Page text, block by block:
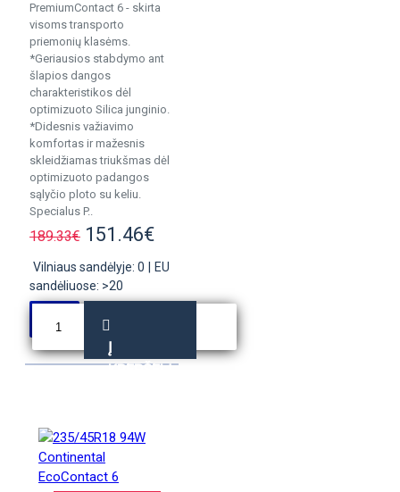
PremiumContact 6 - skirta
visoms transporto
priemonių klasėms.
*Geriausios stabdymo ant
šlapios dangos
charakteristikos dėl
optimizuoto Silica junginio.
*Didesnis važiavimo
komfortas ir mažesnis
skleidžiamas triukšmas dėl
optimizuoto padangos
sąlyčio ploto su keliu.
Specialus P..
189.33€ 151.46€
Vilniaus sandėlyje: 0
EU
sandėliuose: >20
Į
KREPŠELĮ